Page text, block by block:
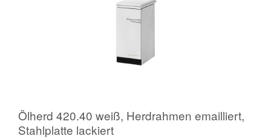
Ölherd 420.40 weiß, Herdrahmen emailliert,
Stahlplatte lackiert